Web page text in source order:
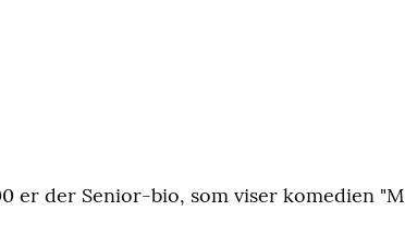
er der Senior-bio, som viser komedien